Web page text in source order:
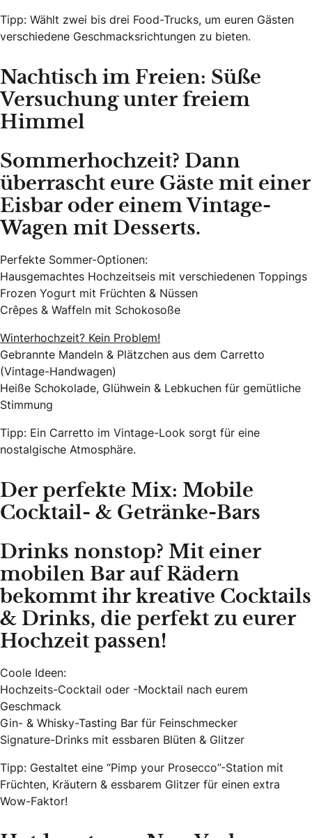
Tipp: Wählt zwei bis drei Food-Trucks, um euren Gästen
verschiedene Geschmacksrichtungen zu bieten.
Nachtisch im Freien: Süße
Versuchung unter freiem
Himmel
Sommerhochzeit? Dann
überrascht eure Gäste mit einer
Eisbaroder einem Vintage-
Wagen mit Desserts.
Perfekte Sommer-Optionen:
Hausgemachtes Hochzeitseis mit verschiedenen Toppings
Frozen Yogurt mit Früchten & Nüssen
Crêpes & Waffeln mit Schokosoße
Winterhochzeit? Kein Problem!
Gebrannte Mandeln & Plätzchen aus dem Carretto
(Vintage-Handwagen)
Heiße Schokolade, Glühwein & Lebkuchen für gemütliche
Stimmung
Tipp: Ein Carretto im Vintage-Look sorgt für eine
nostalgische Atmosphäre.
Der perfekte Mix: Mobile
Cocktail- & Getränke-Bars
Drinks nonstop? Mit einer
mobilen Bar auf Rädern
bekommt ihr kreative Cocktails
& Drinks, die perfekt zu eurer
Hochzeit passen!
Coole Ideen:
Hochzeits-Cocktail oder -Mocktail nach eurem
Geschmack
Gin- & Whisky-Tasting Bar für Feinschmecker
Signature-Drinks mit essbaren Blüten & Glitzer
Tipp: Gestaltet eine “Pimp your Prosecco”-Station mit
Früchten, Kräutern & essbarem Glitzer für einen extra
Wow-Faktor!